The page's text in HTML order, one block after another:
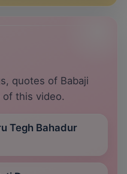
quotes of Babaji
this video.
Tegh Bahadur